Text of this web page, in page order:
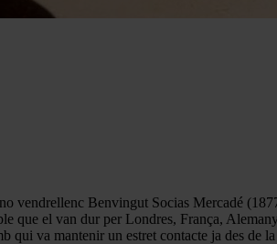
vendrellenc Benvingut Socias Mercadé
que el van dur per Londres, França,
va mantenir un estret contacte ja des de